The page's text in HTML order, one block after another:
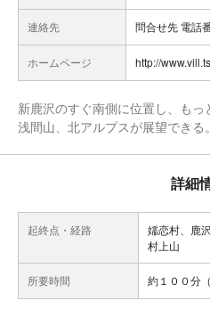
連絡先 問合せ先 電話
ホームページ http://
新鹿沢のすぐ南側に位置し、も
浅間山、北アルプスが展望できる。
詳細
起終点・経路
嬬恋村、鹿
村上山
所要時間 約１００分